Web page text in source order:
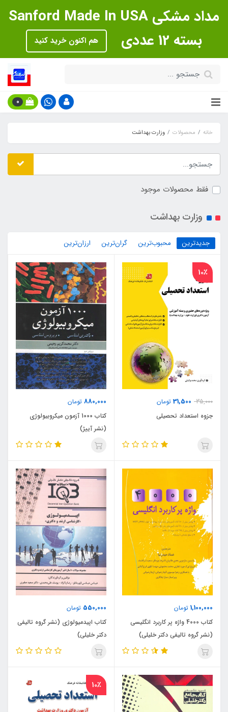
مداد مشکی Sanford Made In USA
بسته 12 عددی
هم اکنون خرید کنید
0
خانه محصولات وزارت بهداشت
فقط محصولات موجود
وزارت بهداشت
جدیدترین محبوب‌ترین گران‌ترین ارزان‌ترین
10٪
35,000
31,500 تومان
جزوه استعداد تحصیلی
880,000 تومان
کتاب 1000 آزمون میکروبیولوژی
(نشر آییژ)
1,100,000 تومان
کتاب 4000 واژه پر کاربرد انگلیسی
(نشر گروه تالیفی دکتر خلیلی)
550,000 تومان
کتاب اپیدمیولوژی (نشر گروه تالیفی
دکتر خلیلی)
10٪